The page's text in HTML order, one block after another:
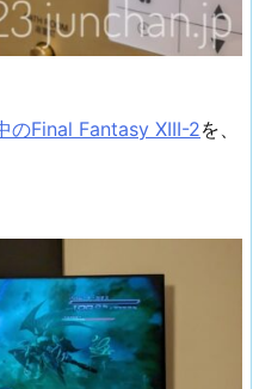
のFinal Fantasy XIII-2を、